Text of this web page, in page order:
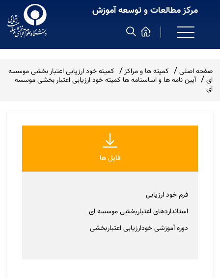
مرکز مطالعات و توسعه آموزش
صفحه اصلی کمیته ها و مراکز
کمیته خود ارزیابی اعتبار بخشی موسسه
ای
آیین نامه ها و اساسنامه ها کمیته خود ارزیابی اعتبار بخشی موسسه
ای
فایل ها
فرم خود ارزیابی
استانداردهای اعتباربخشی موسسه ای
دوره آموزشی خودارزیابی اعتباربخشی